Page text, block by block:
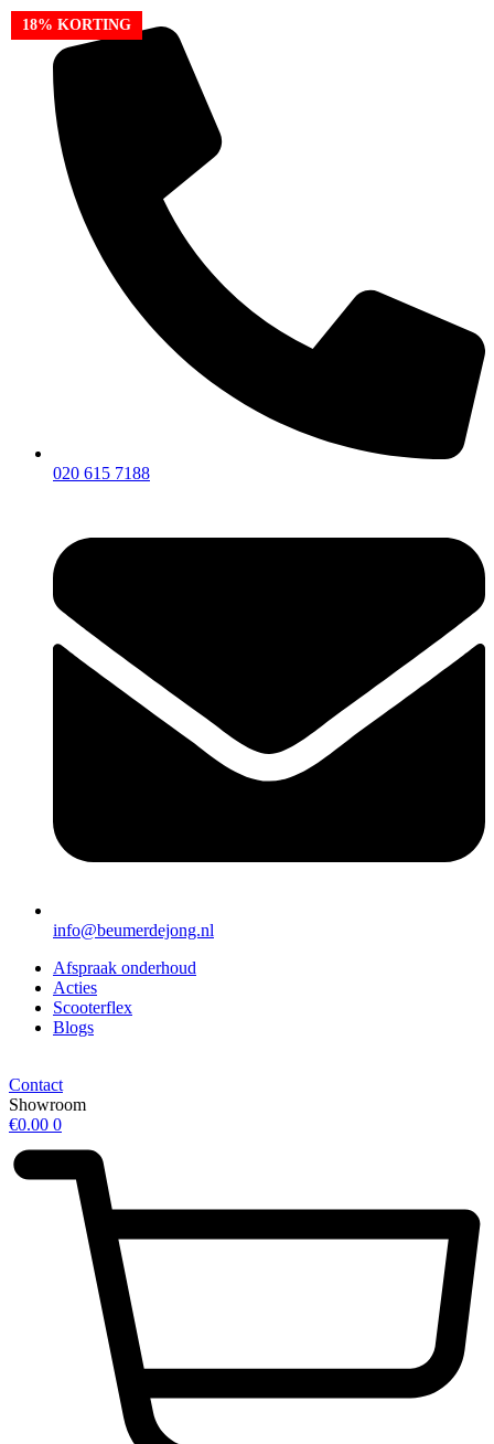
Ga
naar
inhoud
020 615 7188
info@beumerdejong.nl
Afspraak onderhoud
Acties
Scooterflex
Blogs
Contact
Showroom
€0.00 0
18% KORTING